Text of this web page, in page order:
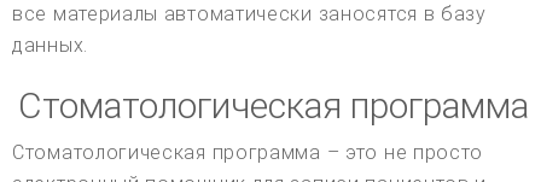
все материалы автоматически заносятся в базу
данных.
Стоматологическая программа
Стоматологическая программа – это не просто